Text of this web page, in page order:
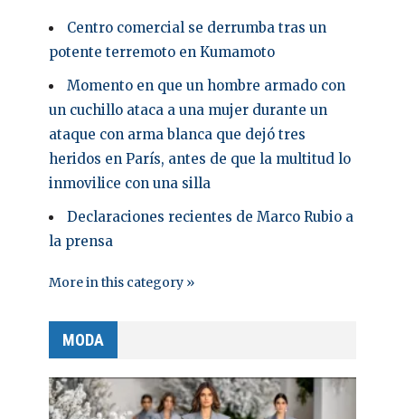
Centro comercial se derrumba tras un
potente terremoto en Kumamoto
Momento en que un hombre armado con
un cuchillo ataca a una mujer durante un
ataque con arma blanca que dejó tres
heridos en París, antes de que la multitud lo
inmovilice con una silla
Declaraciones recientes de Marco Rubio a
la prensa
More in this category »
MODA